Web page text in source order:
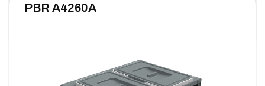
PBR A4260A